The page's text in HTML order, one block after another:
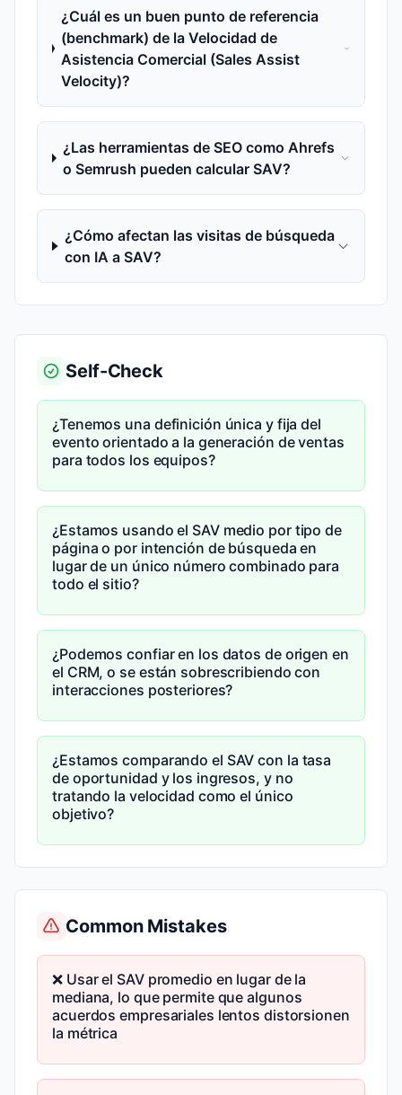
¿Cuál es un buen punto de referencia
(benchmark) de la Velocidad de
Asistencia Comercial (Sales Assist
Velocity)?
¿Las herramientas de SEO como Ahrefs
o Semrush pueden calcular SAV?
¿Cómo afectan las visitas de búsqueda
con IA a SAV?
Self-Check
¿Tenemos una definición única y fija del
evento orientado a la generación de ventas
para todos los equipos?
¿Estamos usando el SAV medio por tipo de
página o por intención de búsqueda en
lugar de un único número combinado para
todo el sitio?
¿Podemos confiar en los datos de origen en
el CRM, o se están sobrescribiendo con
interacciones posteriores?
¿Estamos comparando el SAV con la tasa
de oportunidad y los ingresos, y no
tratando la velocidad como el único
objetivo?
Common Mistakes
❌ Usar el SAV promedio en lugar de la
mediana, lo que permite que algunos
acuerdos empresariales lentos distorsionen
la métrica